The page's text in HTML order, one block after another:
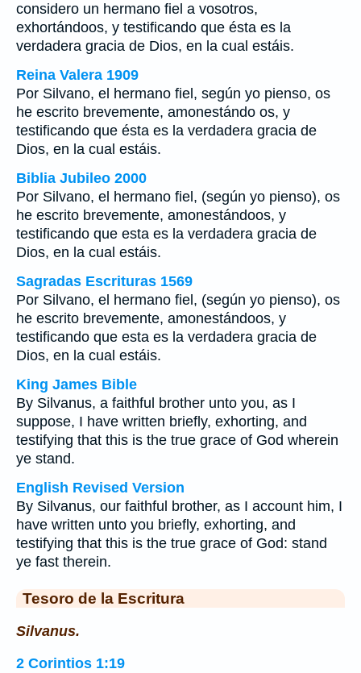
considero un hermano fiel a vosotros,
exhortándoos, y testificando que ésta es la
verdadera gracia de Dios, en la cual estáis.
Reina Valera 1909
Por Silvano, el hermano fiel, según yo pienso, os
he escrito brevemente, amonestándo os, y
testificando que ésta es la verdadera gracia de
Dios, en la cual estáis.
Biblia Jubileo 2000
Por Silvano, el hermano fiel, (según yo pienso), os
he escrito brevemente, amonestándoos, y
testificando que esta es la verdadera gracia de
Dios, en la cual estáis.
Sagradas Escrituras 1569
Por Silvano, el hermano fiel, (según yo pienso), os
he escrito brevemente, amonestándoos, y
testificando que esta es la verdadera gracia de
Dios, en la cual estáis.
King James Bible
By Silvanus, a faithful brother unto you, as I
suppose, I have written briefly, exhorting, and
testifying that this is the true grace of God wherein
ye stand.
English Revised Version
By Silvanus, our faithful brother, as I account him, I
have written unto you briefly, exhorting, and
testifying that this is the true grace of God: stand
ye fast therein.
Tesoro de la Escritura
Silvanus.
2 Corintios 1:19